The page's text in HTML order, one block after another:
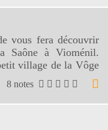
vous fera découvrir
Saône à Vioménil.
village de la Vôge
8 notes